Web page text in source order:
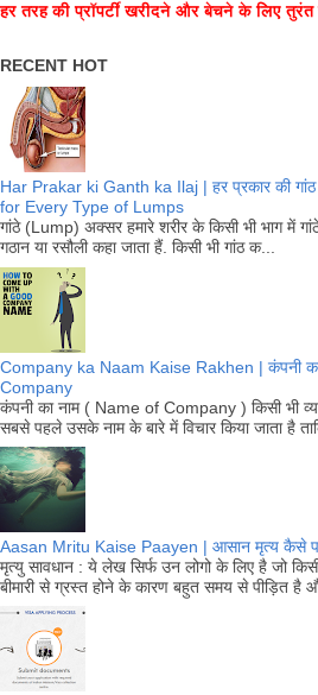
हर तरह की प्रॉपर्टी खरीदने और बेचने के लिए
RECENT HOT
Har Prakar ki Ganth ka Ilaj | हर प्रकार की
for Every Type of Lumps
गांठे (Lump) अक्सर हमारे शरीर के किसी भी भाग में
गठान या रसौली कहा जाता हैं. किसी भी गांठ क...
Company ka Naam Kaise Rakhen | कंपनी
Company
कंपनी का नाम ( Name of Company ) किसी भी
सबसे पहले उसके नाम के बारे में विचार किया जाता है
Aasan Mritu Kaise Paayen | आसान मृत्य कैसे
मृत्यु सावधान : ये लेख सिर्फ उन लोगो के लिए है जो
बीमारी से ग्रस्त होने के कारण बहुत समय से पीड़ित है